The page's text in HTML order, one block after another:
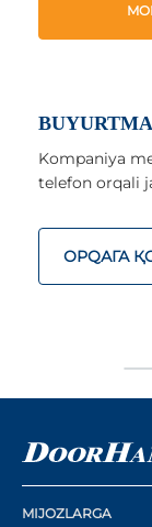
Kompaniya
telefon orqali
ОРQАГА
MIJOZLARGA